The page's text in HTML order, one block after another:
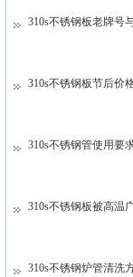
310s不锈钢板老牌号
310s不锈钢板节后价
310s不锈钢管使用要
310s不锈钢板被高温
310s不锈钢炉管清洗